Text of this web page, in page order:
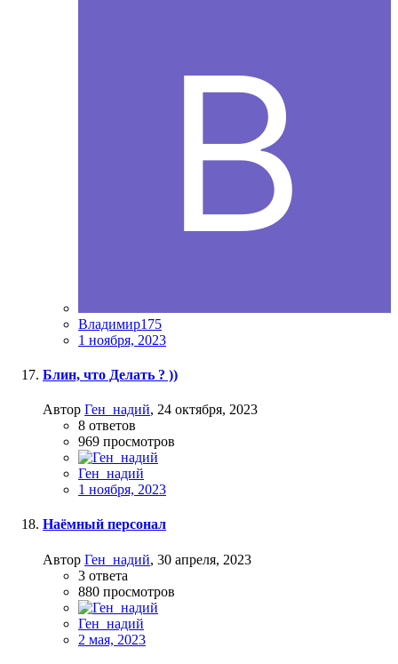
Владимир175
1 ноября, 2023
Блин, что Делать ? ))
Автор Ген_надий, 24 октября, 2023
8 ответов
969 просмотров
Ген_надий
1 ноября, 2023
Наёмный персонал
Автор Ген_надий, 30 апреля, 2023
3 ответа
880 просмотров
Ген_надий
2 мая, 2023